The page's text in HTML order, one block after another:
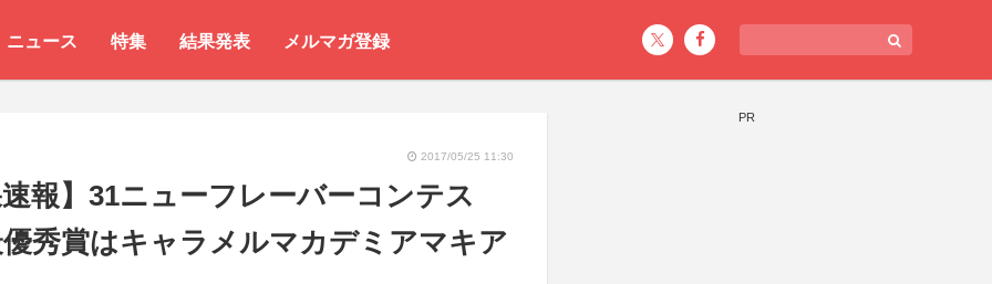
ニュース 特集 結果発表 メルマガ登録
2017/05/25 11:30
速報】31ニューフレーバーコンテス
秀賞はキャラメルマカデミアマキア
PR